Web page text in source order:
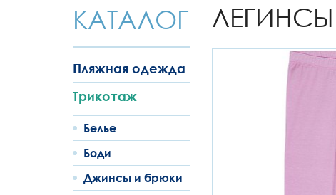
КАТАЛОГ
Пляжная одежда
Трикотаж
Белье
Боди
Джинсы и брюки
ЛЕГИНСЫ